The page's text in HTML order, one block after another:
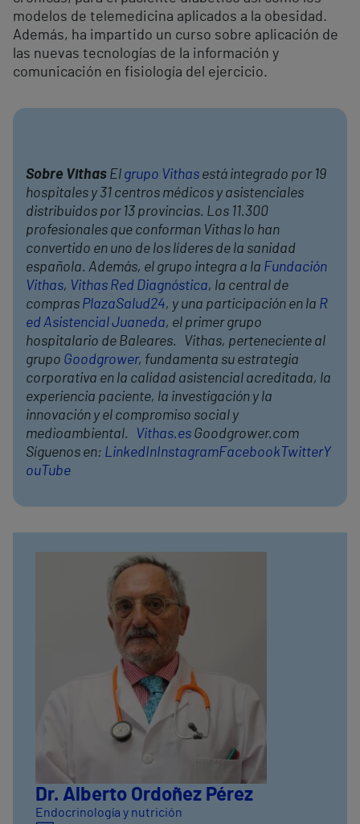
modelos de telemedicina aplicados a la obesidad.
Además, ha impartido un curso sobre aplicación de
las nuevas tecnologías de la información y
comunicación en fisiología del ejercicio.
Sobre Vithas El grupo Vithas está integrado por 19
hospitales y 31 centros médicos y asistenciales
distribuidos por 13 provincias. Los 11.300
profesionales que conforman Vithas lo han
convertido en uno de los líderes de la sanidad
española. Además, el grupo integra a la Fundación
Vithas, Vithas Red Diagnóstica, la central de
compras PlazaSalud24, y una participación en la R
ed Asistencial Juaneda, el primer grupo
hospitalario de Baleares. Vithas, perteneciente al
grupo Goodgrower, fundamenta su estrategia
corporativa en la calidad asistencial acreditada, la
experiencia paciente, la investigación y la
innovación y el compromiso social y
medioambiental.
Vithas.es Goodgrower.com
Síguenos en: LinkedInInstagramFacebook TwitterY
ouTube
Dr. Alberto Ordoñez Pérez
Endocrinología y nutrición